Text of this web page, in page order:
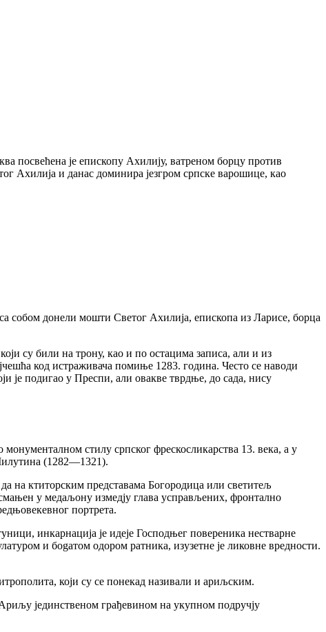
посвећена је епископу Ахилију, ватреном борцу против
Ахилија и данас доминира језгром српске варошице, као
собом донели мошти Светог Ахилија, епископа из Ларисе, борца
су били на трону, као и по остацима записа, али и из
код истраживача помиње 1283. година. Често се наводи
је подигао у Преспи, али овакве тврдње, до сада, нису
стилу српског фрескосликарства 13. века, а у
(1282—1321).
на ктиторским представама Богородица или светитељ
у медаљону измедју глава усправљених, фронтално
портрета.
инкарнација је идеје Господњег повереника нестварне
и боgaтом одором ратника, изузетне је ликовне вредности.
који су се понекад називали и ариљским.
јединственом грађевином на укупном подручју